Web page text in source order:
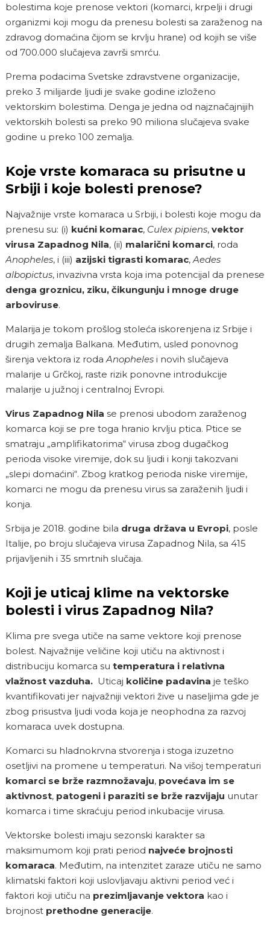
bolestima koje prenose vektori (komarci, krpelji i drugi
organizmi koji mogu da prenesu bolesti sa zaraženog na
zdravog domaćina čijom se krvlju hrane) od kojih se više
od 700.000 slučajeva završi smrću.
Prema podacima Svetske zdravstvene organizacije,
preko 3 milijarde ljudi je svake godine izloženo
vektorskim bolestima. Denga je jedna od najznačajnijih
vektorskih bolesti sa preko 90 miliona slučajeva svake
godine u preko 100 zemalja.
Koje vrste komaraca su prisutne u
Srbiji i koje bolesti prenose?
Najvažnije vrste komaraca u Srbiji, i bolesti koje mogu da
prenesu su: (i) kućni komarac, Culex pipiens, vektor
virusa Zapadnog Nila, (ii) malarični komarci, roda
Anopheles, i (iii) azijski tigrasti komarac, Aedes
albopictus, invazivna vrsta koja ima potencijal da prenese
denga groznicu, ziku, čikungunju i mnoge druge
arboviruse.
Malarija je tokom prošlog stoleća iskorenjena iz Srbije i
drugih zemalja Balkana. Međutim, usled ponovnog
širenja vektora iz roda Anopheles i novih slučajeva
malarije u Grčkoj, raste rizik ponovne introdukcije
malarije u južnoj i centralnoj Evropi.
Virus Zapadnog Nila se prenosi ubodom zaraženog
komarca koji se pre toga hranio krvlju ptica. Ptice se
smatraju „amplifikatorima“ virusa zbog dugačkog
perioda visoke viremije, dok su ljudi i konji takozvani
„slepi domaćini“. Zbog kratkog perioda niske viremije,
komarci ne mogu da prenesu virus sa zaraženih ljudi i
konja.
Srbija je 2018. godine bila druga država u Evropi, posle
Italije, po broju slučajeva virusa Zapadnog Nila, sa 415
prijavljenih i 35 smrtnih slučaja.
Koji je uticaj klime na vektorske
bolesti i virus Zapadnog Nila?
Klima pre svega utiče na same vektore koji prenose
bolest. Najvažnije veličine koji utiču na aktivnost i
distribuciju komarca su temperatura i relativna
vlažnost vazduha. Uticaj količine padavina je teško
kvantifikovati jer najvažniji vektori žive u naseljima gde je
zbog prisustva ljudi voda koja je neophodna za razvoj
komaraca uvek dostupna.
Komarci su hladnokrvna stvorenja i stoga izuzetno
osetljivi na promene u temperaturi. Na višoj temperaturi
komarci se brže razmnožavaju, povećava im se
aktivnost, patogeni i paraziti se brže razvijaju unutar
komarca i time skraćuju period inkubacije virusa.
Vektorske bolesti imaju sezonski karakter sa
maksimumom koji prati period najveće brojnosti
komaraca. Međutim, na intenzitet zaraze utiču ne samo
klimatski faktori koji uslovljavaju aktivni period već i
faktori koji utiču na prezimljavanje vektora kao i
brojnost prethodne generacije.